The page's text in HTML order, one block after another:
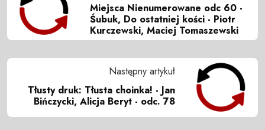
Miejsca Nienumerowane odc 60 -
Śubuk, Do ostatniej kości - Piotr
Kurczewski, Maciej Tomaszewski
Następny artykuł
Tłusty druk: Tłusta choinka! - Jan
Bińczycki, Alicja Beryt - odc. 78